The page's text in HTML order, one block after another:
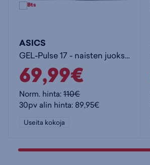
ASICS
GEL-Pulse 17 - naisten juoksukengät
69,99€
Norm. hinta:110€
30pv alin hinta: 89,95€
Useita kokoja